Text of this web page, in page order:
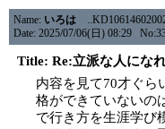
Name: いろは
Date: 2025/07/06(日) 08:29
Title: Re:立派な人にな
内容を見て70才ぐら
格ができていないの
で行き方を生涯学び